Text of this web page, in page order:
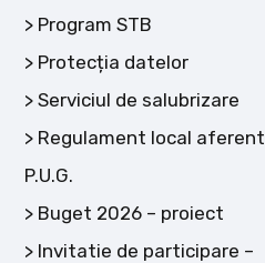
Program STB
Protecția datelor
Serviciul de salubrizare
Regulament local aferent
P.U.G.
Buget 2026 – proiect
Invitatie de participare –